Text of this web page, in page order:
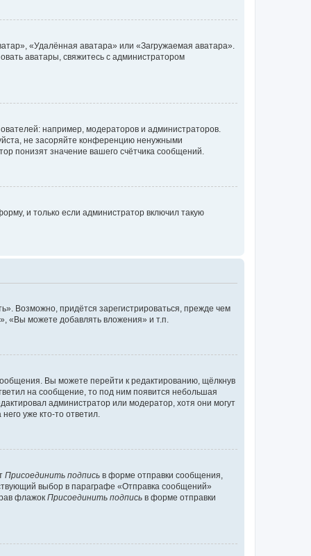
«Удалённая аватара» или «Загружаемая аватара».
аватары, свяжитесь с администратором
например, модераторов и администраторов.
не засоряйте конференцию ненужными
понизят значение вашего счётчика сообщений.
и только если администратор включил такую
Возможно, придётся зарегистрироваться, прежде чем
«Вы можете добавлять вложения» и т.п.
Вы можете перейти к редактированию, щёлкнув
на сообщение, то под ним появится небольшая
администратор или модератор, хотя они могут
уже кто-то ответил.
Присоединить подпись в форме отправки сообщения,
выбор в параграфе «Отправка сообщений»
флажок Присоединить подпись в форме отправки